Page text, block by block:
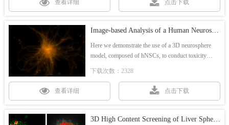
查看详细 点击下载
Image-based Analysis of a Human Neurosphere Stem Cell Model for the Evaluation of Potential Neurotoxicants
Here we demonstrate the use of a 3D neurosphere
model, composed of hNSCs, to conduct toxicity
microplate was used to create and maintain cells in the
下载次数：2328
查看详细 点击下载
3D High Content Screening of Liver Spheroids